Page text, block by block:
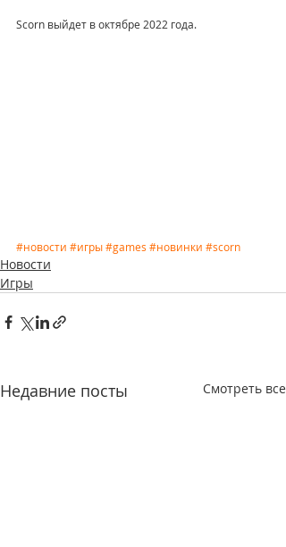
Scorn выйдет в октябре 2022 года.
#новости #игры#games #новинки #scorn
Новости
Игры
Недавние посты Смотреть все